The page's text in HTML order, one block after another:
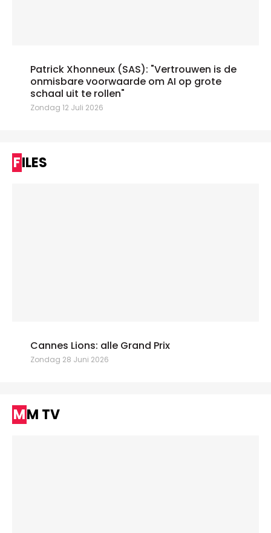
Patrick Xhonneux (SAS): "Vertrouwen is de
onmisbare voorwaarde om AI op grote
schaal uit te rollen"
Zondag 12 Juli 2026
FILES
Cannes Lions: alle Grand Prix
Zondag 28 Juni 2026
MM TV